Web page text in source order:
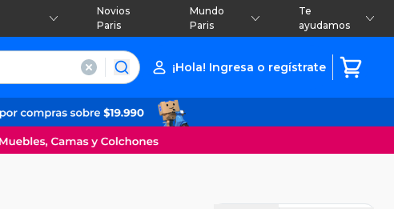
Novios
Paris
Mundo
Paris
Te
ayudamos
¡Hola! Ingresa o regístrate